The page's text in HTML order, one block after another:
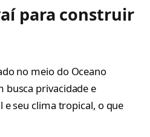
para construir
no meio do Oceano
busca privacidade e
e seu clima tropical, o que